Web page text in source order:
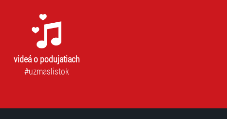
videá o podujatiach
#uzmaslistok